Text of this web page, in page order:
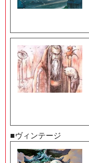
■ヴィンテージ